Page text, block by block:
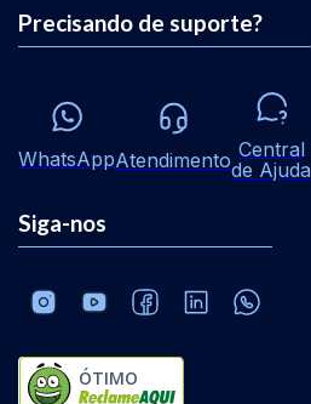
Precisando de suporte?
WhatsAppAtendimento Central
de Ajuda
Siga-nos
ÓTIMO